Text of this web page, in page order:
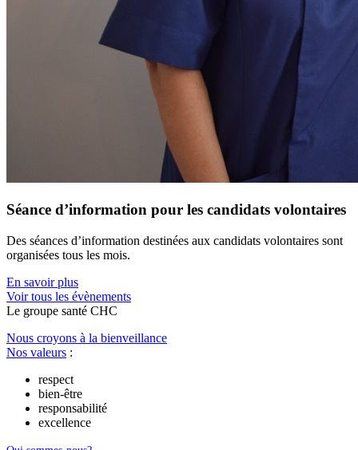
Séance d’information pour les candidats volontaires
Des séances d’information destinées aux candidats volontaires sont
organisées tous les mois.
En savoir plus
Voir tous les évènements
Le groupe santé CHC
Nous croyons à la bienveillance
Nos valeurs :
respect
bien-être
responsabilité
excellence